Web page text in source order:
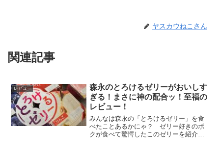
ヤスカウねこさん
関連記事
レビュー
森永のとろけるゼリーがおいしす
ぎる！まさに神の配合ッ！至福の
レビュー！
みんなは森永の「とろけるゼリー」を食
べたことあるかにゃ？ ゼリー好きのボ
クが食べて驚愕したこのゼリーを紹介す